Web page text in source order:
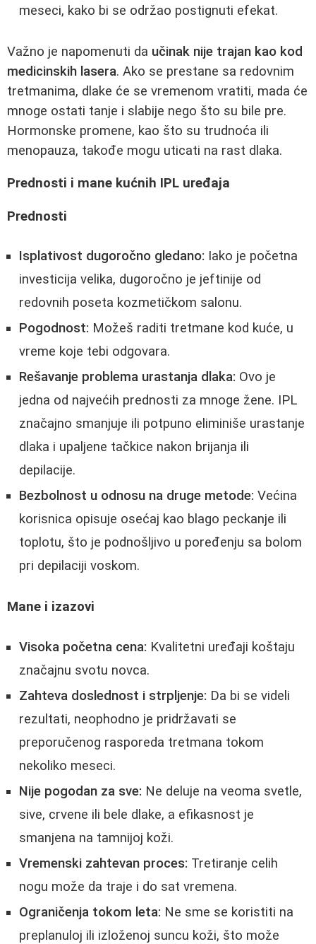
meseci, kako bi se održao postignuti efekat.
Važno je napomenuti da učinak nije trajan kao kod
medicinskih lasera. Ako se prestane sa redovnim
tretmanima, dlake će se vremenom vratiti, mada će
mnoge ostati tanje i slabije nego što su bile pre.
Hormonske promene, kao što su trudnoća ili
menopauza, takođe mogu uticati na rast dlaka.
Prednosti i mane kućnih IPL uređaja
Prednosti
Isplativost dugoročno gledano: Iako je početna
investicija velika, dugoročno je jeftinije od
redovnih poseta kozmetičkom salonu.
Pogodnost: Možeš raditi tretmane kod kuće, u
vreme koje tebi odgovara.
Rešavanje problema urastanja dlaka: Ovo je
jedna od najvećih prednosti za mnoge žene. IPL
značajno smanjuje ili potpuno eliminiše urastanje
dlaka i upaljene tačkice nakon brijanja ili
depilacije.
Bezbolnost u odnosu na druge metode: Većina
korisnica opisuje osećaj kao blago peckanje ili
toplotu, što je podnošljivo u poređenju sa bolom
pri depilaciji voskom.
Mane i izazovi
Visoka početna cena: Kvalitetni uređaji koštaju
značajnu svotu novca.
Zahteva doslednost i strpljenje: Da bi se videli
rezultati, neophodno je pridržavati se
preporučenog rasporeda tretmana tokom
nekoliko meseci.
Nije pogodan za sve: Ne deluje na veoma svetle,
sive, crvene ili bele dlake, a efikasnost je
smanjena na tamnijoj koži.
Vremenski zahtevan proces: Tretiranje celih
nogu može da traje i do sat vremena.
Ograničenja tokom leta: Ne sme se koristiti na
preplanuloj ili izloženoj suncu koži, što može